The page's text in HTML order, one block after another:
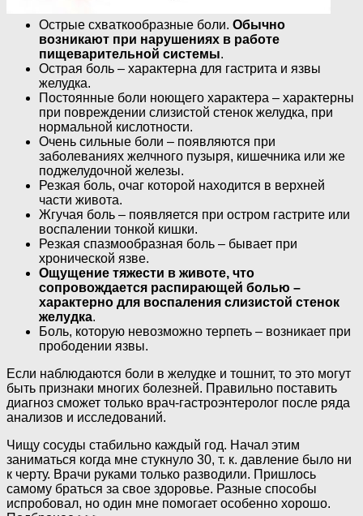
Острые схваткообразные боли. Обычно
возникают при нарушениях в работе
пищеварительной системы.
Острая боль – характерна для гастрита и язвы
желудка.
Постоянные боли ноющего характера – характерны
при повреждении слизистой стенок желудка, при
нормальной кислотности.
Очень сильные боли – появляются при
заболеваниях желчного пузыря, кишечника или же
поджелудочной железы.
Резкая боль, очаг которой находится в верхней
части живота.
Жгучая боль – появляется при остром гастрите или
воспалении тонкой кишки.
Резкая спазмообразная боль – бывает при
хронической язве.
Ощущение тяжести в животе, что
сопровождается распирающей болью –
характерно для воспаления слизистой стенок
желудка.
Боль, которую невозможно терпеть – возникает при
прободении язвы.
Если наблюдаются боли в желудке и тошнит, то это могут
быть признаки многих болезней. Правильно поставить
диагноз сможет только врач-гастроэнтеролог после ряда
анализов и исследований.
Чищу сосуды стабильно каждый год. Начал этим
заниматься когда мне стукнуло 30, т. к. давление было ни
к черту. Врачи руками только разводили. Пришлось
самому браться за свое здоровье. Разные способы
испробовал, но один мне помогает особенно хорошо.